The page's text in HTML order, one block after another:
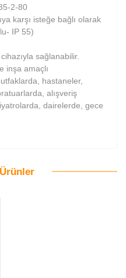
2-80
karşı isteğe bağlı olarak
IP 55)
sağlanabilir.
inşa amaçlı
hastaneler,
alışveriş
dairelerde, gece